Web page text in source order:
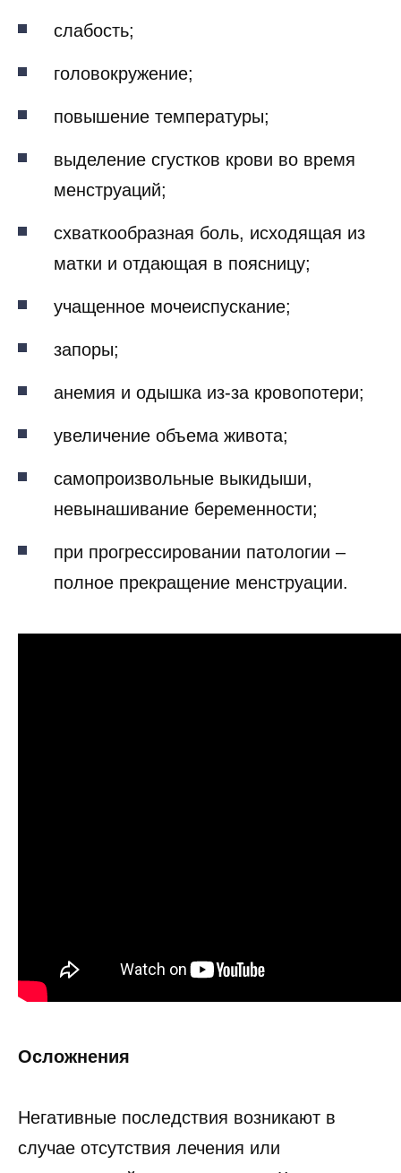
слабость;
головокружение;
повышение температуры;
выделение сгустков крови во время
менструаций;
схваткообразная боль, исходящая из
матки и отдающая в поясницу;
учащенное мочеиспускание;
запоры;
анемия и одышка из-за кровопотери;
увеличение объема живота;
самопроизвольные выкидыши,
невынашивание беременности;
при прогрессировании патологии –
полное прекращение менструации.
Осложнения
Негативные последствия возникают в
случае отсутствия лечения или